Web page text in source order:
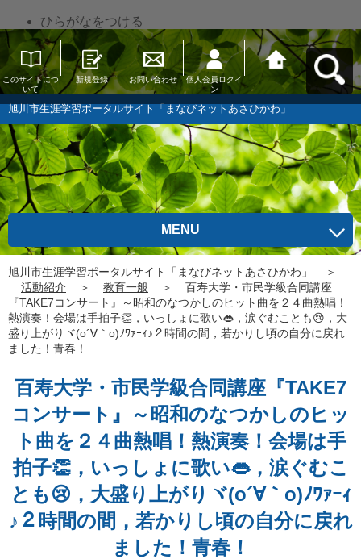
ひらがなをつける
このサイトにつ
いて
新規登録 お問い合わせ
個人会員ログイ
ン
旭川市生涯学習
ポータルサイト
あさひかわ」へ
旭川市生涯学習ポータルサイト「まなびネットあさひかわ」
MENU
旭川市生涯学習ポータルサイト「まなびネットあさひかわ」
＞
活動紹介
＞ 教育一般 ＞
百寿大学・市民学級合同講座
『TAKE7コンサート』～昭和のなつかしのヒット曲を２４曲熱唱！
熱演奏！会場は手拍子👏，いっしょに歌い👄，涙ぐむことも😢，大
盛り上がりヾ(o´∀｀o)ﾉﾜｧｰｨ♪２時間の間，若かりし頃の自分に戻れ
ました！青春！
百寿大学・市民学級合同講座『TAKE7
コンサート』～昭和のなつかしのヒッ
ト曲を２４曲熱唱！熱演奏！会場は手
拍子👏，いっしょに歌い👄，涙ぐむこ
とも😢，大盛り上がりヾ(o´∀｀o)ﾉﾜｧｰｨ
♪２時間の間，若かりし頃の自分に戻れ
ました！青春！